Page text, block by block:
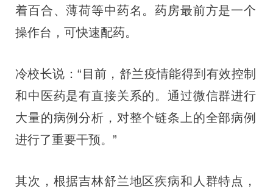
着百合、薄荷等中药名。药房最前方是一个
操作台，可快速配药。
冷校长说：“目前，舒兰疫情能得到有效控制
和中医药是有直接关系的。通过微信群进行
大量的病例分析，对整个链条上的全部病例
进行了重要干预。”
其次，根据吉林舒兰地区疾病和人群特点，